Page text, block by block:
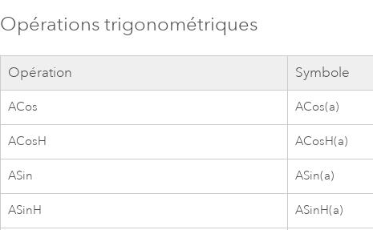
Opérations trigonométriques
Opération Symbole
ACos ACos(a)
ACosH ACosH(a)
ASin ASin(a)
ASinH ASinH(a)